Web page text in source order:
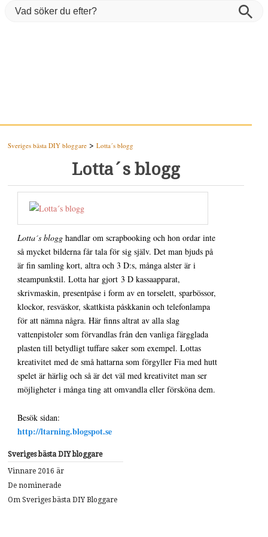
Sveriges bästa DIY bloggare >Lotta´s blogg
Lotta´s blogg
Lotta´s blogg handlar om scrapbooking och hon ordar inte
så mycket bilderna får tala för sig själv. Det man bjuds på
är fin samling kort, altra och 3 D:s, många alster är i
steampunkstil. Lotta har gjort 3 D kassaapparat,
skrivmaskin, presentpåse i form av en torselett, sparbössor,
klockor, resväskor, skattkista påskkanin och telefonlampa
för att nämna några. Här finns altrat av alla slag
vattenpistoler som förvandlas från den vanliga färgglada
plasten till betydligt tuffare saker som exempel. Lottas
kreativitet med de små hattarna som förgyller Fia med hutt
spelet är härlig och så är det väl med kreativitet man ser
möjligheter i många ting att omvandla eller försköna dem.
Besök sidan:
http://ltarning.blogspot.se
Sveriges bästa DIY bloggare
Vinnare 2016 är
De nominerade
Om Sveriges bästa DIY Bloggare